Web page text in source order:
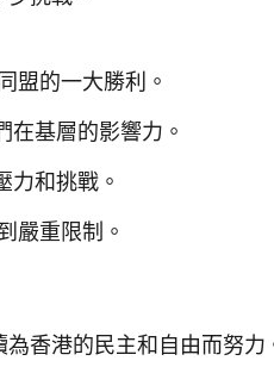
盟的一大勝利。
基層的影響力。
力和挑戰。
嚴重限制。
香港的民主和自由而努力